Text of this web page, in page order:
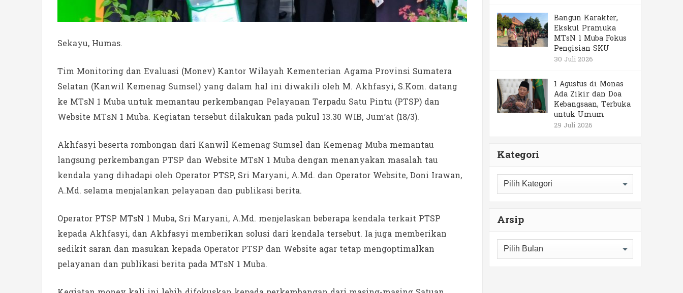
Sekayu, Humas.
Tim Monitoring dan Evaluasi (Monev) Kantor Wilayah Kementerian Agama Provinsi Sumatera
Selatan (Kanwil Kemenag Sumsel) yang dalam hal ini diwakili oleh M. Akhfasyi, S.Kom. datang
ke MTsN 1 Muba untuk memantau perkembangan Pelayanan Terpadu Satu Pintu (PTSP) dan
Website MTsN 1 Muba. Kegiatan tersebut dilakukan pada pukul 13.30 WIB, Jum’at (18/3).
Akhfasyi beserta rombongan dari Kanwil Kemenag Sumsel dan Kemenag Muba memantau
langsung perkembangan PTSP dan Website MTsN 1 Muba dengan menanyakan masalah tau
kendala yang dihadapi oleh Operator PTSP, Sri Maryani, A.Md. dan Operator Website, Doni Irawan,
A.Md. selama menjalankan pelayanan dan publikasi berita.
Operator PTSP MTsN 1 Muba, Sri Maryani, A.Md. menjelaskan beberapa kendala terkait PTSP
kepada Akhfasyi, dan Akhfasyi memberikan solusi dari kendala tersebut. Ia juga memberikan
sedikit saran dan masukan kepada Operator PTSP dan Website agar tetap mengoptimalkan
pelayanan dan publikasi berita pada MTsN 1 Muba.
Bangun Karakter,
Ekskul Pramuka
MTsN 1 Muba Fokus
Pengisian SKU
30 Juli 2026
1 Agustus di Monas
Ada Zikir dan Doa
Kebangsaan, Terbuka
untuk Umum
29 Juli 2026
Kategori
Kategori
Arsip
Arsip